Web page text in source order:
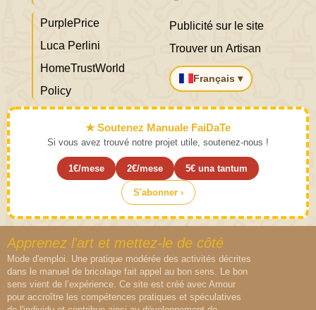
PurplePrice
Luca Perlini
HomeTrustWorld
Policy
Publicité sur le site
Trouver un Artisan
Français ▾
★ Soutenez Manuale FaiDaTe
Si vous avez trouvé notre projet utile, soutenez-nous !
1€/mese 2€/mese 5€ una tantum
S'abonner ›
Apprenez l'art et mettez-le de côté
Mode d'emploi. Une pratique modérée des activités décrites
dans le manuel de bricolage fait appel au bon sens. Le bon
sens vient de l’expérience. Ce site est créé avec Amour
pour accroître les compétences pratiques et spéculatives